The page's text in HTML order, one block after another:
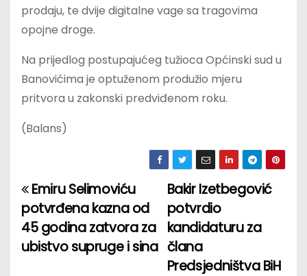
prodaju, te dvije digitalne vage sa tragovima
opojne droge.
Na prijedlog postupajućeg tužioca Općinski sud u
Banovićima je optuženom produžio mjeru
pritvora u zakonski predviđenom roku.
(Balans)
P
o
s
Bakir Izetbegović
potvrdio
kandidaturu za
člana
Predsjedništva BiH
Emiru Selimoviću
potvrđena kazna od
45 godina zatvora za
ubistvo supruge i sina